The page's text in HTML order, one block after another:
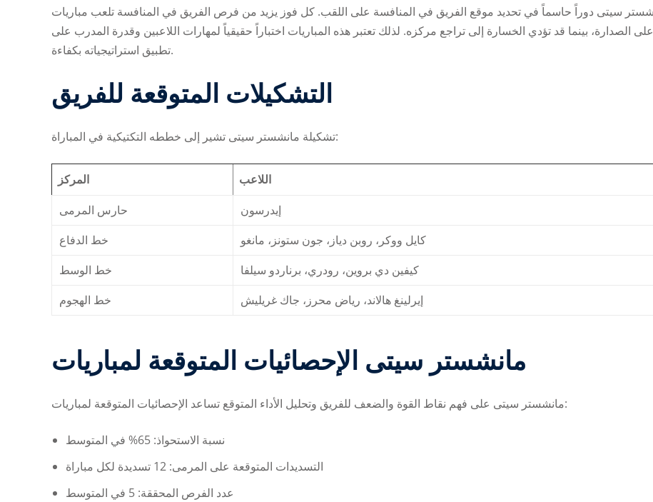
تلعب مباريات ‎مانشستر سيتى دوراً حاسماً في تحديد موقع الفريق في المنافسة على اللقب. كل فوز يزيد من فرص الفريق في المنافسة
على الصدارة، بينما قد تؤدي الخسارة إلى تراجع مركزه. لذلك تعتبر هذه المباريات اختباراً حقيقياً لمهارات اللاعبين وقدرة المدرب على
تطبيق استراتيجياته بكفاءة.
التشكيلات المتوقعة للفريق
تشكيلة مانشستر سيتى تشير إلى خططه التكتيكية في المباراة:
المركز
اللاعب
حارس المرمى
إيدرسون
خط الدفاع
كايل ووكر، روبن دياز، جون ستونز، مانغو
خط الوسط
كيفين دي بروين، رودري، برناردو سيلفا
خط الهجوم
إيرلينغ هالاند، رياض محرز، جاك غريليش
الإحصائيات المتوقعة لمباريات ‎مانشستر سيتى
تساعد الإحصائيات المتوقعة لمباريات ‎مانشستر سيتى على فهم نقاط القوة والضعف للفريق وتحليل الأداء المتوقع:
نسبة الاستحواذ: 65% في المتوسط
التسديدات المتوقعة على المرمى: 12 تسديدة لكل مباراة
عدد الفرص المحققة: 5 في المتوسط